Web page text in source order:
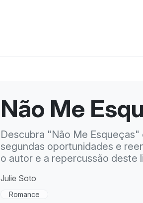
Não Me
Descubra "Não Me
segundas oportunidades e
o autor e a repercussão deste
Julie Soto
Romance